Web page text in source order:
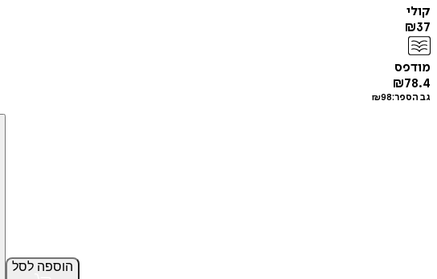
קולי
₪37
מודפס
₪78.4
גב הספר: ₪98
הוספה לסל